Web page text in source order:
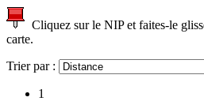
Cliquez sur le NIP et faites-le
carte.
Trier par :
1